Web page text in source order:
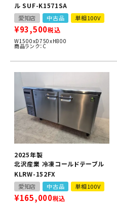
ル SUF-K1571SA
愛知店 中古品 単相100V
¥93,500税込
W1500xD750xH800
商品ランク：C
2025年製
北沢産業 冷凍コールドテーブル
KLRW-152FX
愛知店 中古品 単相100V
¥165,000税込